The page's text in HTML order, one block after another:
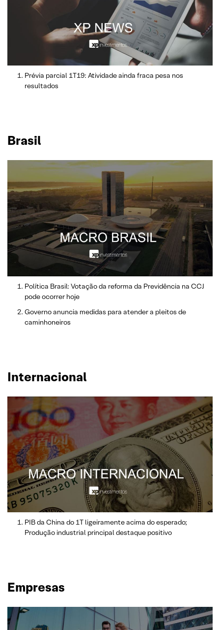
Prévia parcial 1T19: Atividade ainda fraca pesa nos
resultados
Brasil
Política Brasil: Votação da reforma da Previdência na CCJ
pode ocorrer hoje
Governo anuncia medidas para atender a pleitos de
caminhoneiros
Internacional
PIB da China do 1T ligeiramente acima do esperado;
Produção industrial principal destaque positivo
Empresas